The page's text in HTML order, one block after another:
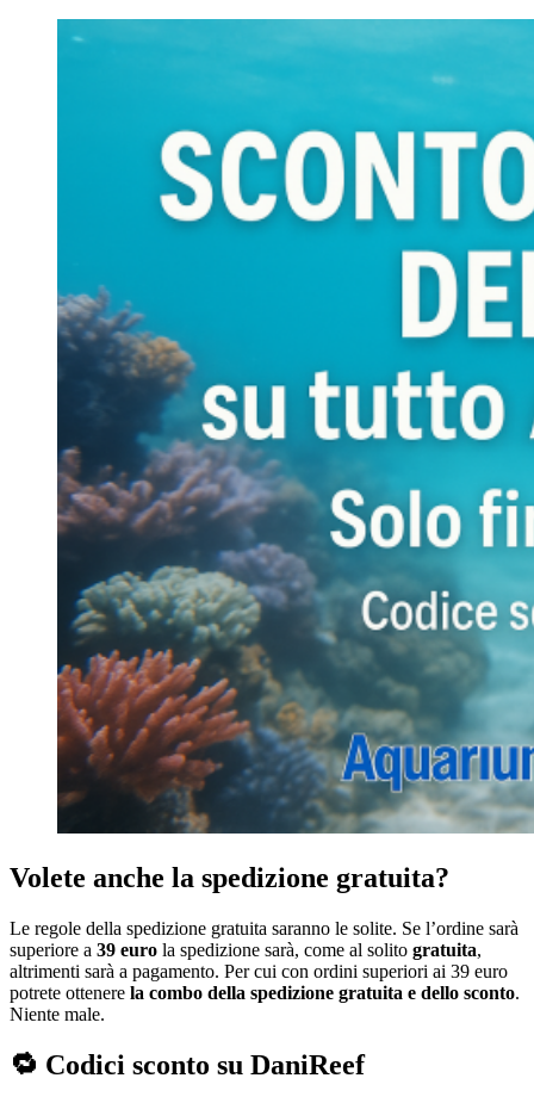
Volete anche la spedizione gratuita?
Le regole della spedizione gratuita saranno le solite. Se l’ordine sarà
superiore a 39 euro la spedizione sarà, come al solito gratuita,
altrimenti sarà a pagamento. Per cui con ordini superiori ai 39 euro
potrete ottenere la combo della spedizione gratuita e dello sconto.
Niente male.
🔁 Codici sconto su DaniReef